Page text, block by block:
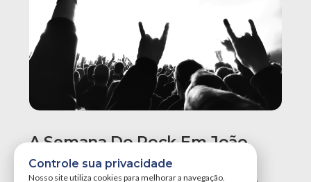
A Semana Do Rock Em João
Pessoa Promete Um Dos
Controle sua privacidade
Nosso site utiliza cookies para melhorar a navegação.